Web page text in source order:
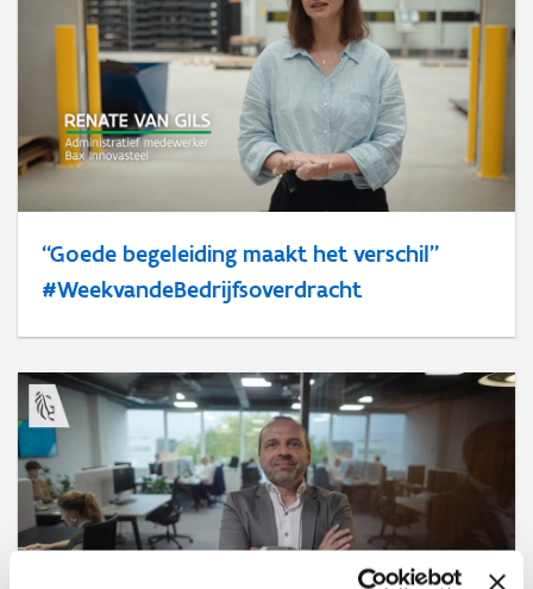
“Goede begeleiding maakt het verschil”
#WeekvandeBedrijfsoverdracht